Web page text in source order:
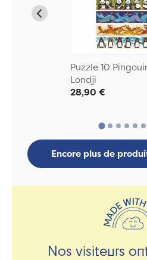
Puzzle 10
Londji
28,90 €
Encore plus de
Nos visiteurs